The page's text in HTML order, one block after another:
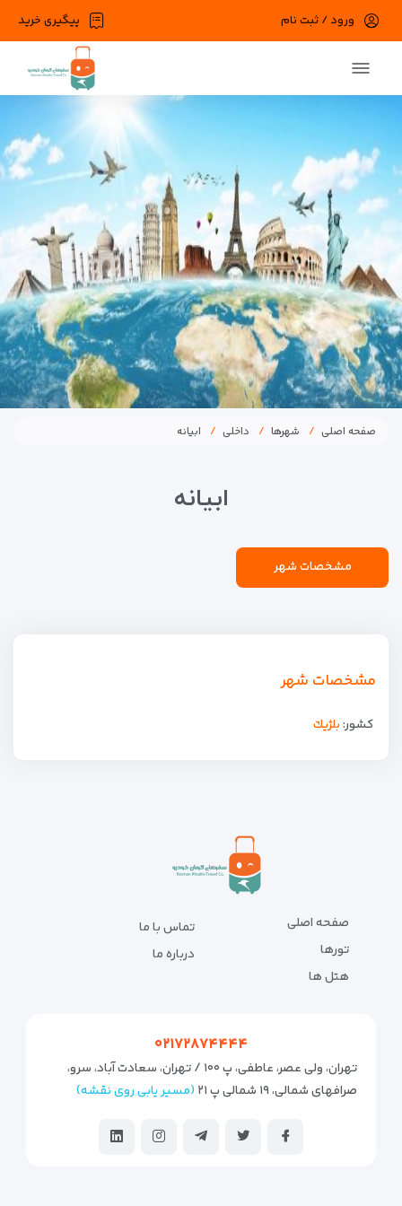
پیگیری خرید ورود / ثبت نام
صفحه اصلی شهرها داخلی ابیانه
ابیانه
مشخصات شهر
مشخصات شهر
کشور:بلژيك
صفحه اصلی
تورها
هتل ها
تماس با ما
درباره ما
۰۲۱۷۲۸۷۴۴۴۴
تهران، ولی عصر، عاطفی، پ ۱۰۰ / تهران، سعادت آباد، سرو،
صرافهای شمالی، ۱۹ شمالی پ ۲۱
(مسیر یابی روی نقشه)